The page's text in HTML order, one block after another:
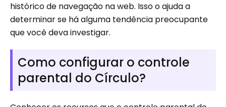
histórico de navegação na web. Isso o ajuda a
determinar se há alguma tendência preocupante
que você deva investigar.
Como configurar o controle
parental do Círculo?